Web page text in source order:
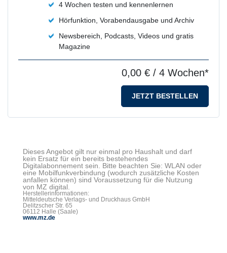
4 Wochen testen und kennenlernen
Hörfunktion, Vorabendausgabe und Archiv
Newsbereich, Podcasts, Videos und gratis
Magazine
0,00 € / 4 Wochen*
JETZT BESTELLEN
Dieses Angebot gilt nur einmal pro Haushalt und darf
kein Ersatz für ein bereits bestehendes
Digitalabonnement sein. Bitte beachten Sie: WLAN oder
eine Mobilfunkverbindung (wodurch zusätzliche Kosten
anfallen können) sind Voraussetzung für die Nutzung
von MZ digital.
Herstellerinformationen:
Mitteldeutsche Verlags- und Druckhaus GmbH
Delitzscher Str. 65
06112 Halle (Saale)
www.mz.de